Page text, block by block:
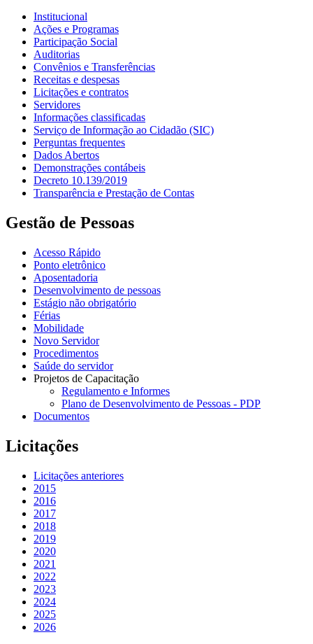
Institucional
Ações e Programas
Participação Social
Auditorias
Convênios e Transferências
Receitas e despesas
Licitações e contratos
Servidores
Informações classificadas
Serviço de Informação ao Cidadão (SIC)
Perguntas frequentes
Dados Abertos
Demonstrações contábeis
Decreto 10.139/2019
Transparência e Prestação de Contas
Gestão de Pessoas
Acesso Rápido
Ponto eletrônico
Aposentadoria
Desenvolvimento de pessoas
Estágio não obrigatório
Férias
Mobilidade
Novo Servidor
Procedimentos
Saúde do servidor
Projetos de Capacitação
Regulamento e Informes
Plano de Desenvolvimento de Pessoas - PDP
Documentos
Licitações
Licitações anteriores
2015
2016
2017
2018
2019
2020
2021
2022
2023
2024
2025
2026